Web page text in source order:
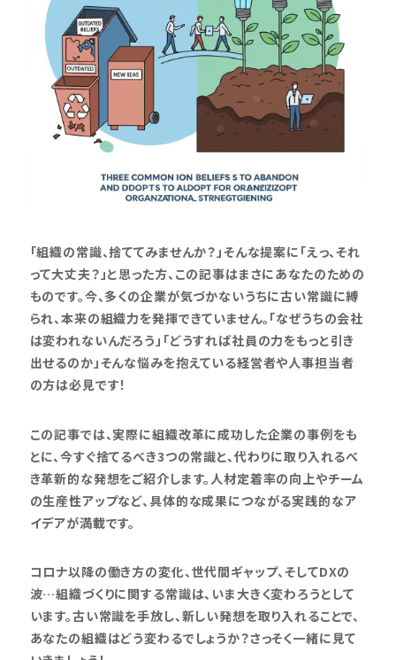
「組織の常識、捨ててみませんか？」そんな提案に「えっ、それ
って大丈夫？」と思った方、この記事はまさにあなたのための
ものです。今、多くの企業が気づかないうちに古い常識に縛
られ、本来の組織力を発揮できていません。「なぜうちの会社
は変われないんだろう」「どうすれば社員の力をもっと引き
出せるのか」そんな悩みを抱えている経営者や人事担当者
の方は必見です！
この記事では、実際に組織改革に成功した企業の事例をも
とに、今すぐ捨てるべき3つの常識と、代わりに取り入れるべ
き革新的な発想をご紹介します。人材定着率の向上やチーム
の生産性アップなど、具体的な成果につながる実践的なア
イデアが満載です。
コロナ以降の働き方の変化、世代間ギャップ、そしてDXの
波…組織づくりに関する常識は、いま大きく変わろうとして
います。古い常識を手放し、新しい発想を取り入れることで、
あなたの組織はどう変わるでしょうか？さっそく一緒に見て